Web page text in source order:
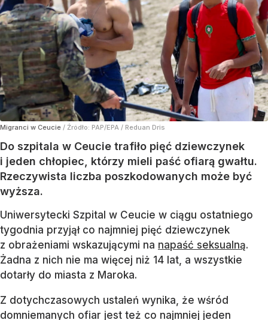
Migranci w Ceucie / Źródło: PAP/EPA / Reduan Dris
Do szpitala w Ceucie trafiło pięć dziewczynek
i jeden chłopiec, którzy mieli paść ofiarą gwałtu.
Rzeczywista liczba poszkodowanych może być
wyższa.
Uniwersytecki Szpital w Ceucie w ciągu ostatniego
tygodnia przyjął co najmniej pięć dziewczynek
z obrażeniami wskazującymi na napaść seksualną.
Żadna z nich nie ma więcej niż 14 lat, a wszystkie
dotarły do miasta z Maroka.
Z dotychczasowych ustaleń wynika, że wśród
domniemanych ofiar jest też co najmniej jeden